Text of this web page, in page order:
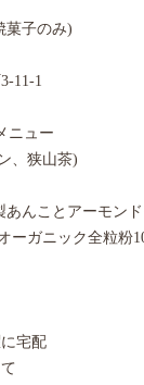
菓子のみ)
11-1
ニュー
、狭山茶)
んことアーモン
ーガニック全粒粉
宅配